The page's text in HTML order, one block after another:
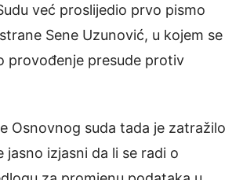
već proslijedio prvo pismo
Sene Uzunović, u kojem se
provođenje presude protiv
Osnovnog suda tada je zatražilo
jasno izjasni da li se radi o